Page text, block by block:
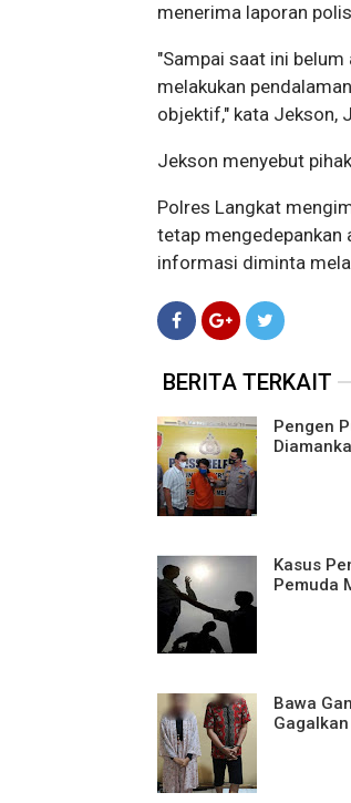
menerima laporan
"Sampai saat ini
melakukan
objektif," kata
Jekson menyebut
Polres Langkat
tetap mengedepankan
informasi diminta
BERITA TERKAIT
Pengen
Kasus
Pemuda
Bawa